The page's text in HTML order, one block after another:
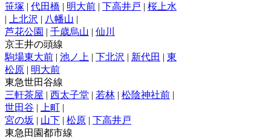
笹塚 | 代田橋 | 明大前 | 下高井戸 | 桜上水
|
上北沢 | 八幡山 |
芦花公園 | 千歳烏山 | 仙川
京王井の頭線
駒場東大前 | 池ノ上 | 下北沢 | 新代田 | 東
松原 | 明大前
東急世田谷線
三軒茶屋 | 西太子堂 | 若林 | 松陰神社前 |
世田谷 | 上町 |
宮の坂 | 山下 | 松原 | 下高井戸
東急田園都市線